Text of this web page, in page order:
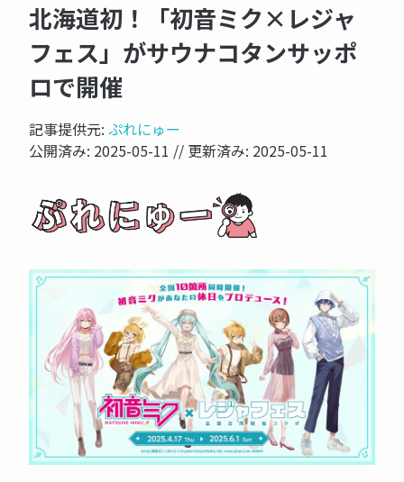
北海道初！「初音ミク×レジャ
フェス」がサウナコタンサッポ
ロで開催
記事提供元: ぷれにゅー
公開済み: 2025-05-11 // 更新済み: 2025-05-11